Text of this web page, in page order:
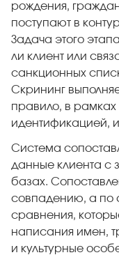
рождения,
поступают в
Задача этого
ли клиент или
санкционных
Скрининг
правило, в
идентификацией,
Система
данные клиента с
базах.
совпадению, а по
сравнения,
написания имен,
и культурные